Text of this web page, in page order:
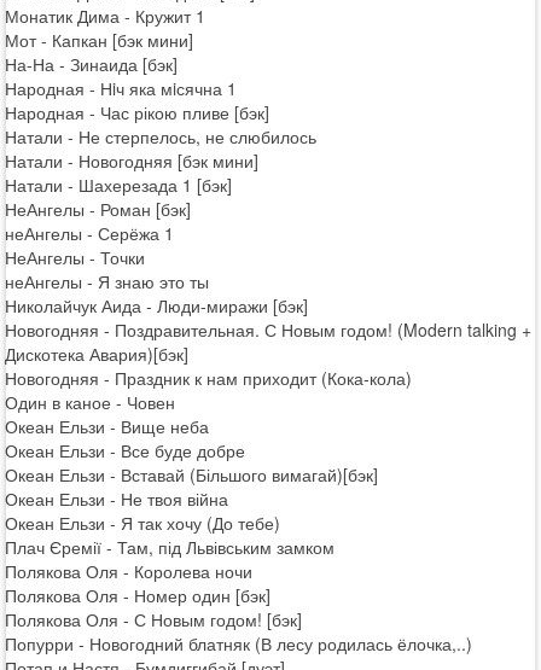
Монатик Дима - Кружит 1
Мот - Капкан [бэк мини]
На-На - Зинаида [бэк]
Народная - Нiч яка мiсячна 1
Народная - Час рікою пливе [бэк]
Натали - Не стерпелось, не слюбилось
Натали - Новогодняя [бэк мини]
Натали - Шахерезада 1 [бэк]
НеАнгелы - Роман [бэк]
неАнгелы - Серёжа 1
НеАнгелы - Точки
неАнгелы - Я знаю это ты
Николайчук Аида - Люди-миражи [бэк]
Новогодняя - Поздравительная. С Новым годом! (Modern talking +
Дискотека Авария)[бэк]
Новогодняя - Праздник к нам приходит (Кока-кола)
Один в каное - Човен
Океан Ельзи - Вище неба
Океан Ельзи - Все буде добре
Океан Ельзи - Вставай (Більшого вимагай)[бэк]
Океан Ельзи - Не твоя війна
Океан Ельзи - Я так хочу (До тебе)
Плач Єремії - Там, під Львівським замком
Полякова Оля - Королева ночи
Полякова Оля - Номер один [бэк]
Полякова Оля - С Новым годом! [бэк]
Попурри - Новогодний блатняк (В лесу родилась ёлочка,..)